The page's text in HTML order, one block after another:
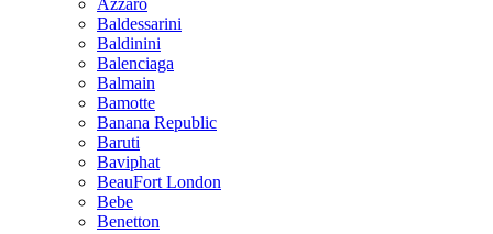
Azzaro
Baldessarini
Baldinini
Balenciaga
Balmain
Bamotte
Banana Republic
Baruti
Baviphat
BeauFort London
Bebe
Benetton